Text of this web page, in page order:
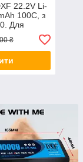
22.2V Li-
100C, з
Для
літаків та
₴